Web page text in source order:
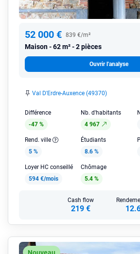
52 000 € 839 €/m²
Maison 62 m² - 2 pièces
Ouvrir l'analyse
Val D'Erdre-Auxence (49370)
Différence
-47 %
Nb. d'habitants
4 967
Rend. ville
5 %
Étudiants
8.6 %
Loyer HC conseillé
594 €/mois
Chômage
5.4 %
Cash flow
219 €